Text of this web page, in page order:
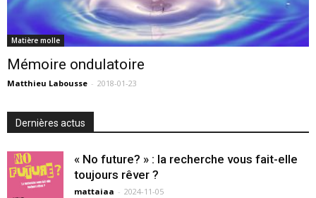
Matière molle
Mémoire ondulatoire
Matthieu Labousse - 2018-01-23
Dernières actus
« No future? » : la recherche vous fait-elle
toujours rêver ?
mattaiaa - 2024-11-05